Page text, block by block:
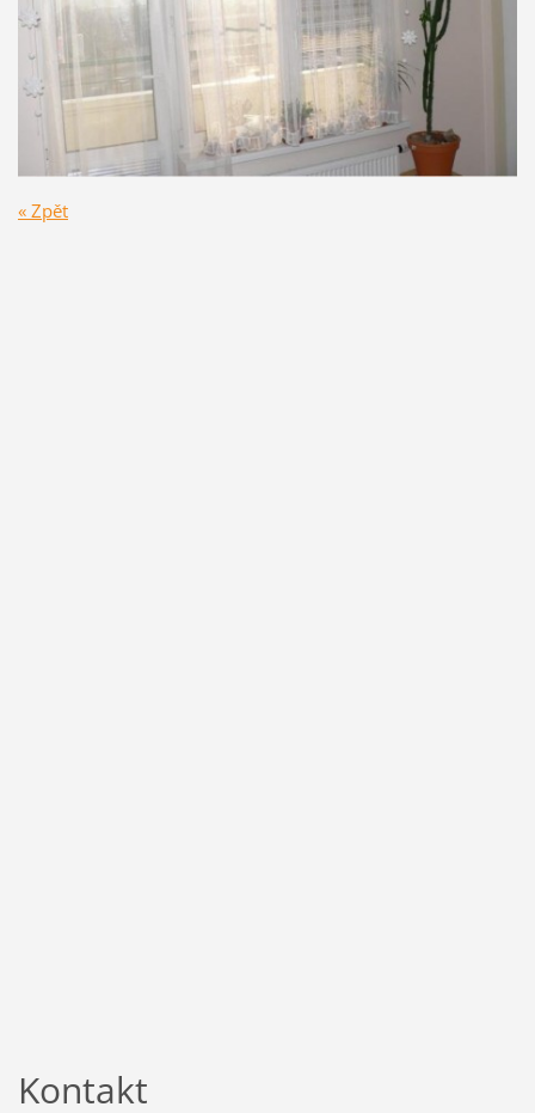
« Zpět
Kontakt